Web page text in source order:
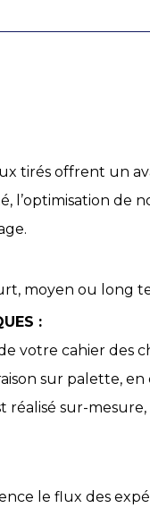
tirés offrent un
l’optimisation de
moyen ou long
:
votre cahier des
sur palette, en
réalisé sur-
le flux des